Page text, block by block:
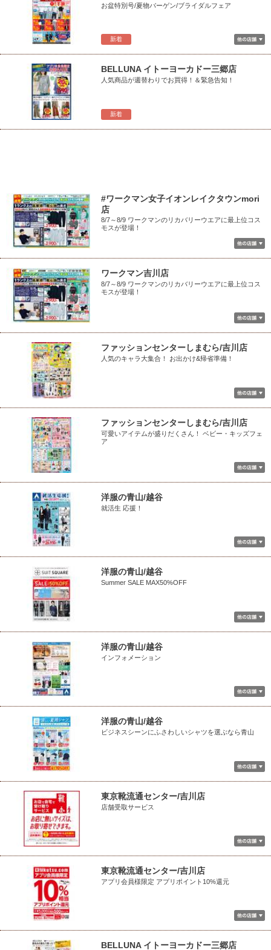
新着
お盆特別号/夏物バーゲン/ブライダルフェア
新着
BELLUNA イトーヨーカドー三郷店
人気商品が週替わりでお買得！＆緊急告知！
#ワークマン女子イオンレイクタウンmori
店
8/7～8/9 ワークマンのリカバリーウエアに最上位コス
モスが登場！
ワークマン吉川店
8/7～8/9 ワークマンのリカバリーウエアに最上位コス
モスが登場！
ファッションセンターしまむら/吉川店
人気のキャラ大集合！ お出かけ&帰省準備！
ファッションセンターしまむら/吉川店
可愛いアイテムが盛りだくさん！ ベビー・キッズフェ
ア
洋服の青山/越谷
就活生 応援！
洋服の青山/越谷
Summer SALE MAX50%OFF
洋服の青山/越谷
インフォメーション
洋服の青山/越谷
ビジネスシーンにふさわしいシャツを選ぶなら青山
東京靴流通センター/吉川店
店舗受取サービス
東京靴流通センター/吉川店
アプリ会員様限定 アプリポイント10%還元
BELLUNA イトーヨーカドー三郷店